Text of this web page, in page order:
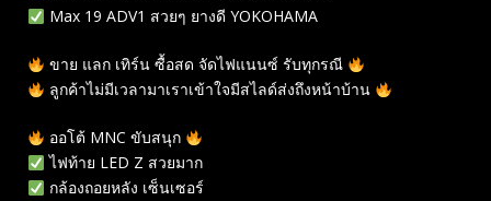
Max 19 ADV1 สวยๆ ยางดี YOKOHAMA
ขาย แลก เทิร์น ซื้อสด จัดไฟแนนซ์ รับทุกรณี
ลูกค้าไม่มีเวลามาเราเข้าใจมีสไลด์ส่งถึงหน้าบ้าน
ออโต้ MNC ขับสนุก
ไฟท้าย LED Z สวยมาก
กล้องถอยหลัง เซ็นเซอร์